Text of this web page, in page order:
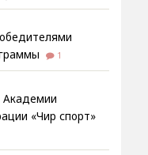
1
Академии
«Чир спорт»